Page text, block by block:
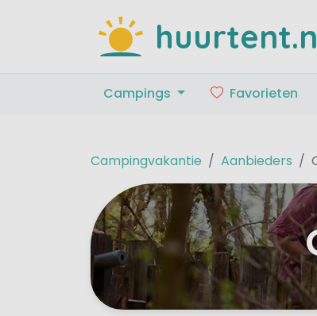
Campings Favorieten
Campingvakantie Aanbieders